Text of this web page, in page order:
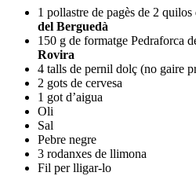
1 pollastre de pagès de 2 quilos
del Berguedà
150 g de formatge Pedraforca
Rovira
4 talls de pernil dolç (no gaire
2 gots de cervesa
1 got d’aigua
Oli
Sal
Pebre negre
3 rodanxes de llimona
Fil per lligar-lo